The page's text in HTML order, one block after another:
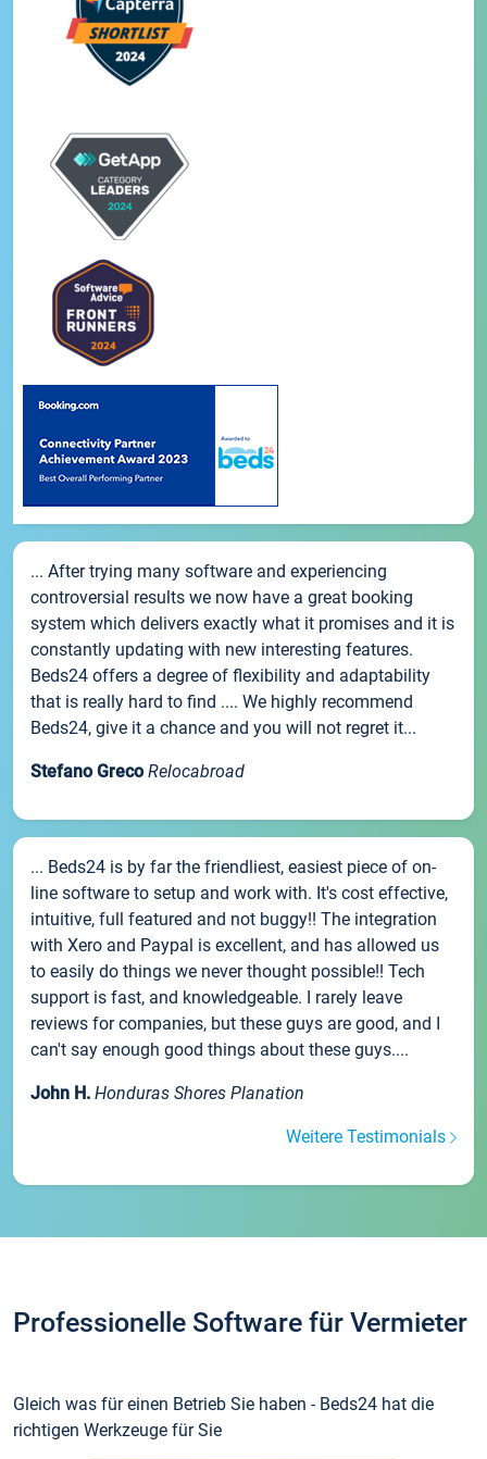
... After trying many software and experiencing
controversial results we now have a great booking
system which delivers exactly what it promises and it is
constantly updating with new interesting features.
Beds24 offers a degree of flexibility and adaptability
that is really hard to find .... We highly recommend
Beds24, give it a chance and you will not regret it...
Stefano Greco Relocabroad
... Beds24 is by far the friendliest, easiest piece of on-
line software to setup and work with. It's cost effective,
intuitive, full featured and not buggy!! The integration
with Xero and Paypal is excellent, and has allowed us
to easily do things we never thought possible!! Tech
support is fast, and knowledgeable. I rarely leave
reviews for companies, but these guys are good, and I
can't say enough good things about these guys....
John H. Honduras Shores Planation
Weitere Testimonials
Professionelle Software für Vermieter
Gleich was für einen Betrieb Sie haben - Beds24 hat die
richtigen Werkzeuge für Sie